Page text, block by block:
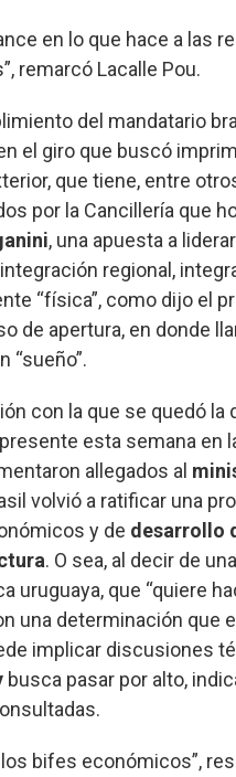
en lo que hace a las
remarcó Lacalle Pou.
del mandatario
el giro que buscó
que tiene, entre
por la Cancillería que
, una apuesta a
regional,
“física”, como dijo el
de apertura, en donde
“sueño”.
con la que se quedó la
esta semana en
allegados al
volvió a ratificar una
y de desarrollo
. O sea, al decir de
uruguaya, que “quiere
una determinación que
implicar discusiones
busca pasar por alto,
los bifes económicos”,